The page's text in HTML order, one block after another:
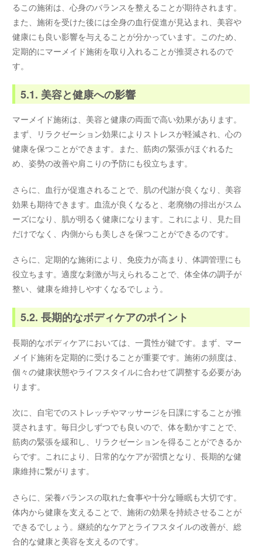
るこの施術は、心身のバランスを整えることが期待されます。
また、施術を受けた後には全身の血行促進が見込まれ、美容や
健康にも良い影響を与えることが分かっています。このため、
定期的にマーメイド施術を取り入れることが推奨されるので
す。
5.1. 美容と健康への影響
マーメイド施術は、美容と健康の両面で高い効果があります。
まず、リラクゼーション効果によりストレスが軽減され、心の
健康を保つことができます。また、筋肉の緊張がほぐれるた
め、姿勢の改善や肩こりの予防にも役立ちます。
さらに、血行が促進されることで、肌の代謝が良くなり、美容
効果も期待できます。血流が良くなると、老廃物の排出がスム
ーズになり、肌が明るく健康になります。これにより、見た目
だけでなく、内側からも美しさを保つことができるのです。
さらに、定期的な施術により、免疫力が高まり、体調管理にも
役立ちます。適度な刺激が与えられることで、体全体の調子が
整い、健康を維持しやすくなるでしょう。
5.2. 長期的なボディケアのポイント
長期的なボディケアにおいては、一貫性が鍵です。まず、マー
メイド施術を定期的に受けることが重要です。施術の頻度は、
個々の健康状態やライフスタイルに合わせて調整する必要があ
ります。
次に、自宅でのストレッチやマッサージを日課にすることが推
奨されます。毎日少しずつでも良いので、体を動かすことで、
筋肉の緊張を緩和し、リラクゼーションを得ることができるか
らです。これにより、日常的なケアが習慣となり、長期的な健
康維持に繋がります。
さらに、栄養バランスの取れた食事や十分な睡眠も大切です。
体内から健康を支えることで、施術の効果を持続させることが
できるでしょう。継続的なケアとライフスタイルの改善が、総
合的な健康と美容を支えるのです。